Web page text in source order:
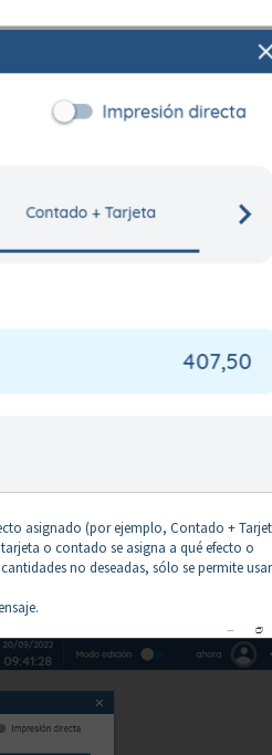
asignado (por ejemplo, Contado +
o contado se asigna a qué efecto o
no deseadas, sólo se permite